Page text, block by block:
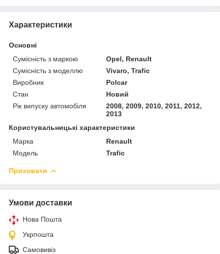
Характеристики
Основні
Сумісність з маркою
Opel, Renault
Сумісність з моделлю
Vivaro, Trafic
Виробник
Polcar
Стан
Новий
Рік випуску автомобіля
2008, 2009, 2010, 2011, 2012,
2013
Користувальницькі характеристики
Марка
Renault
Модель
Trafic
Приховати
Умови доставки
Нова Пошта
Укрпошта
Самовивіз